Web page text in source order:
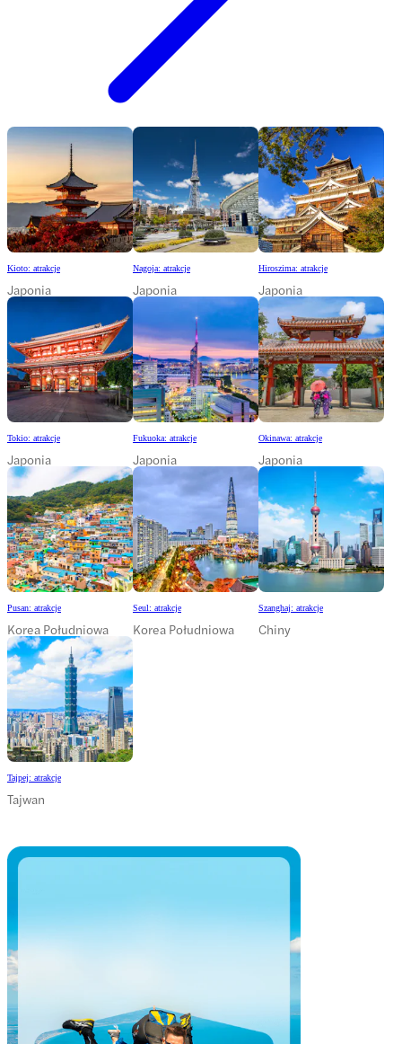
Kioto: atrakcje
Japonia
Nagoja: atrakcje
Japonia
Hiroszima: atrakcje
Japonia
Tokio: atrakcje
Japonia
Fukuoka: atrakcje
Japonia
Okinawa: atrakcje
Japonia
Pusan: atrakcje
Korea Południowa
Seul: atrakcje
Korea Południowa
Szanghaj: atrakcje
Chiny
Tajpej: atrakcje
Tajwan